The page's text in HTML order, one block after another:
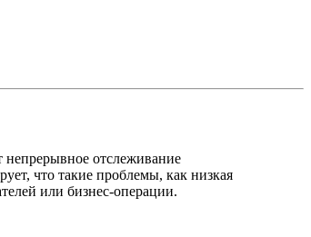
отслеживание
что такие проблемы, как низкая
или бизнес-операции.